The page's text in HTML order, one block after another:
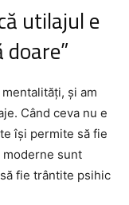
utilajul e
și am
Când ceva nu e
își permite să fie
moderne sunt
fie trântite psihic